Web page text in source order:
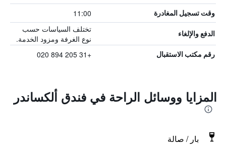
وقت تسجيل المغادرة 11:00
الدفع والإلغاء
تختلف السياسات حسب
نوع الغرفة ومزود الخدمة.
رقم مكتب الاستقبال +31 205 894 020
المزايا ووسائل الراحة في فندق ألكساندر
بار / صالة